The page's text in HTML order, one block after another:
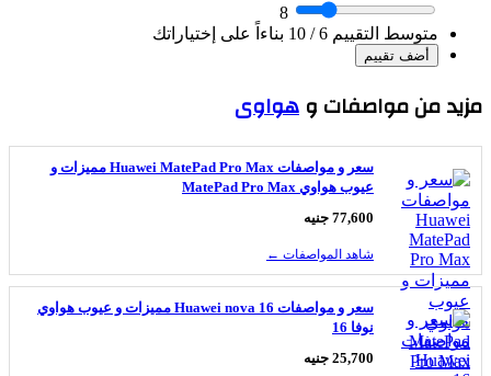
8
متوسط التقييم 6/ 10 بناءاً على إختياراتك
من مواصفات و هواوى
سعر و مواصفات Huawei MatePad Pro Max مميزات و
عيوب هواوي MatePad Pro Max
77,600 جنيه
شاهد المواصفات ←
سعر و مواصفات Huawei nova 16 مميزات و عيوب هواوي
نوفا 16
25,700 جنيه